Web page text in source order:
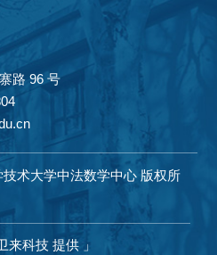
路 96 号
术大学中法数学中心 版权所
来科技 提供」